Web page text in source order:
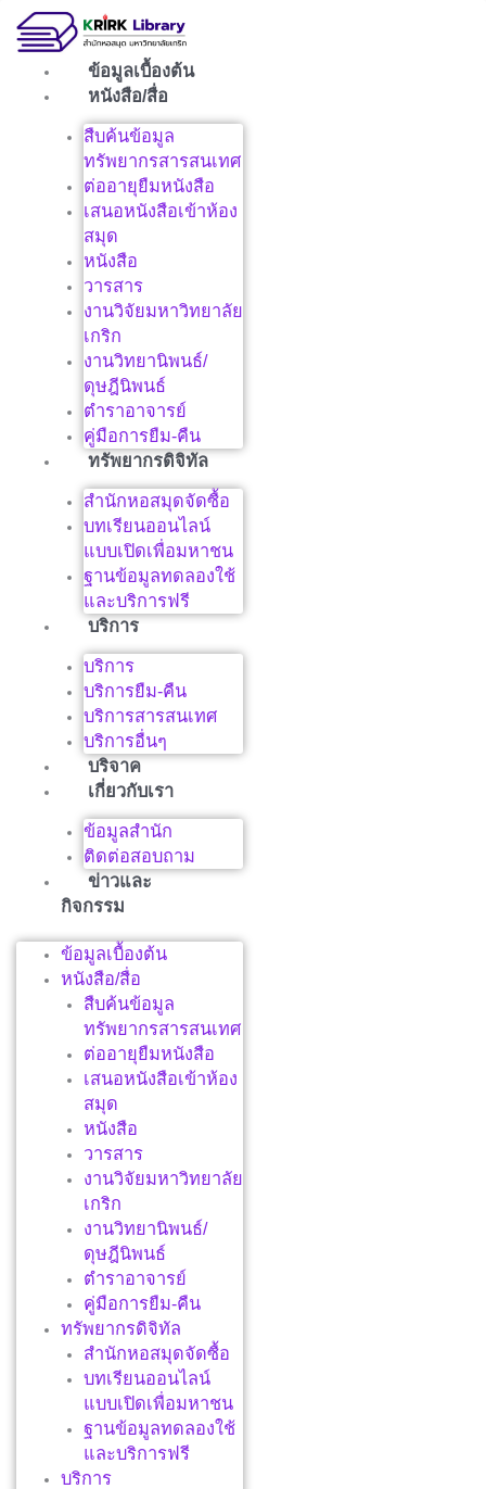
ข้อมูลเบื้องต้น
หนังสือ/สื่อ
สืบค้นข้อมูล
ทรัพยากรสารสนเทศ
ต่ออายุยืมหนังสือ
เสนอหนังสือเข้าห้อง
สมุด
หนังสือ
วารสาร
งานวิจัยมหาวิทยาลัย
เกริก
งานวิทยานิพนธ์/
ดุษฎีนิพนธ์
ตำราอาจารย์
คู่มือการยืม-คืน
ทรัพยากรดิจิทัล
สำนักหอสมุดจัดซื้อ
บทเรียนออนไลน์
แบบเปิดเพื่อมหาชน
ฐานข้อมูลทดลองใช้
และบริการฟรี
บริการ
บริการ
บริการยืม-คืน
บริการสารสนเทศ
บริการอื่นๆ
บริจาค
เกี่ยวกับเรา
ข้อมูลสำนัก
ติดต่อสอบถาม
ข่าวและ
กิจกรรม
ข้อมูลเบื้องต้น
หนังสือ/สื่อ
สืบค้นข้อมูล
ทรัพยากรสารสนเทศ
ต่ออายุยืมหนังสือ
เสนอหนังสือเข้าห้อง
สมุด
หนังสือ
วารสาร
งานวิจัยมหาวิทยาลัย
เกริก
งานวิทยานิพนธ์/
ดุษฎีนิพนธ์
ตำราอาจารย์
คู่มือการยืม-คืน
ทรัพยากรดิจิทัล
สำนักหอสมุดจัดซื้อ
บทเรียนออนไลน์
แบบเปิดเพื่อมหาชน
ฐานข้อมูลทดลองใช้
และบริการฟรี
บริการ